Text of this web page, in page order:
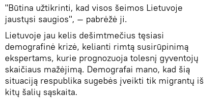
"Būtina užtikrinti, kad visos šeimos Lietuvoje
jaustųsi saugios", — pabrėžė ji.
Lietuvoje jau kelis dešimtmečius tęsiasi
demografinė krizė, kelianti rimtą susirūpinimą
ekspertams, kurie prognozuoja tolesnį gyventojų
skaičiaus mažėjimą. Demografai mano, kad šią
situaciją respublika sugebės įveikti tik migrantų iš
kitų šalių sąskaita.